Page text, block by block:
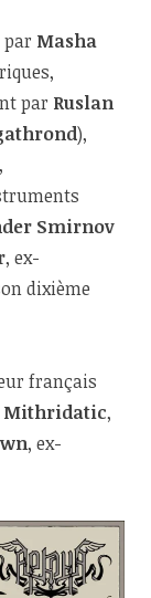
par Masha
par Ruslan
),
,
Smirnov
, ex-
dixième
français
Mithridatic,
, ex-